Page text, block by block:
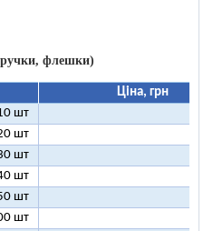
флешки)
Ціна, грн
шт
шт
шт
шт
шт
шт